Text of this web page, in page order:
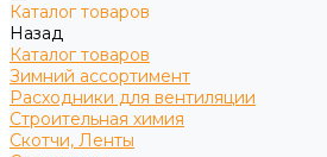
Каталог товаров
Назад
Каталог товаров
Зимний ассортимент
Расходники для вентиляции
Строительная химия
Скотчи, Ленты